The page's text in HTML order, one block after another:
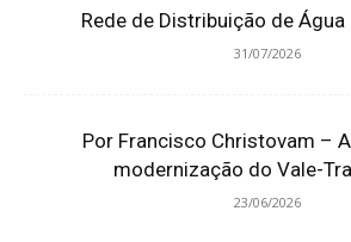
Rede de Distribuição de
31/07/2026
Por Francisco Christovam –
modernização do Vale-
23/06/2026